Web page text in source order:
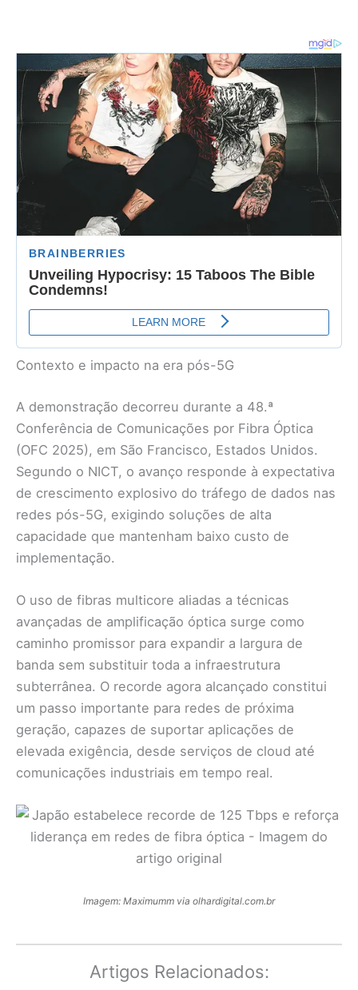
Contexto e impacto na era pós-5G
A demonstração decorreu durante a 48.ª
Conferência de Comunicações por Fibra Óptica
(OFC 2025), em São Francisco, Estados Unidos.
Segundo o NICT, o avanço responde à expectativa
de crescimento explosivo do tráfego de dados nas
redes pós-5G, exigindo soluções de alta
capacidade que mantenham baixo custo de
implementação.
O uso de fibras multicore aliadas a técnicas
avançadas de amplificação óptica surge como
caminho promissor para expandir a largura de
banda sem substituir toda a infraestrutura
subterrânea. O recorde agora alcançado constitui
um passo importante para redes de próxima
geração, capazes de suportar aplicações de
elevada exigência, desde serviços de cloud até
comunicações industriais em tempo real.
Imagem: Maximumm via olhardigital.com.br
Artigos Relacionados: